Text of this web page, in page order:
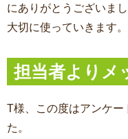
にありがとうございまし
大切に使っていきます。
担当者よりメ
T様、この度はアンケー
た。